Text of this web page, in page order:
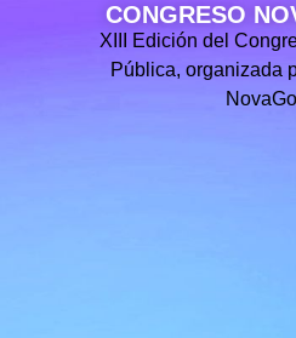
CONGRESO
XIII Edición del
Pública, organizada